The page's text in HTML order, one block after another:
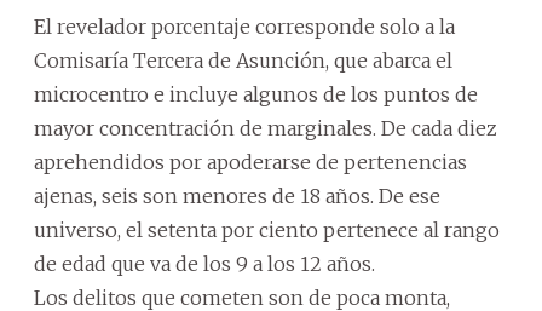
El revelador porcentaje corresponde solo a la
Comisaría Tercera de Asunción, que abarca el
microcentro e incluye algunos de los puntos de
mayor concentración de marginales. De cada diez
aprehendidos por apoderarse de pertenencias
ajenas, seis son menores de 18 años. De ese
universo, el setenta por ciento pertenece al rango
de edad que va de los 9 a los 12 años.
Los delitos que cometen son de poca monta,